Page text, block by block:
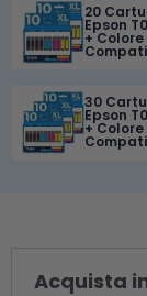
20
Epson
+ Colore
30
Epson
+ Colore
Acquista